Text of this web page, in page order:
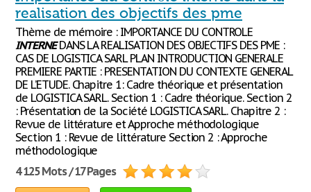
realisation des objectifs des pme
Thème de mémoire : IMPORTANCE DU CONTROLE
INTERNEDANS LA REALISATION DES OBJECTIFS DES PME :
CAS DE LOGISTICA SARL PLAN INTRODUCTION GENERALE
PREMIERE PARTIE : PRESENTATION DU CONTEXTE GENERAL
DE L’ETUDE. Chapitre 1: Cadre théorique et présentation
de LOGISTICA SARL. Section 1 : Cadre théorique. Section 2
: Présentation de la Société LOGISTICA SARL. Chapitre 2 :
Revue de littérature et Approche méthodologique
Section 1 : Revue de littérature Section 2 : Approche
méthodologique
4 125 Mots / 17 Pages